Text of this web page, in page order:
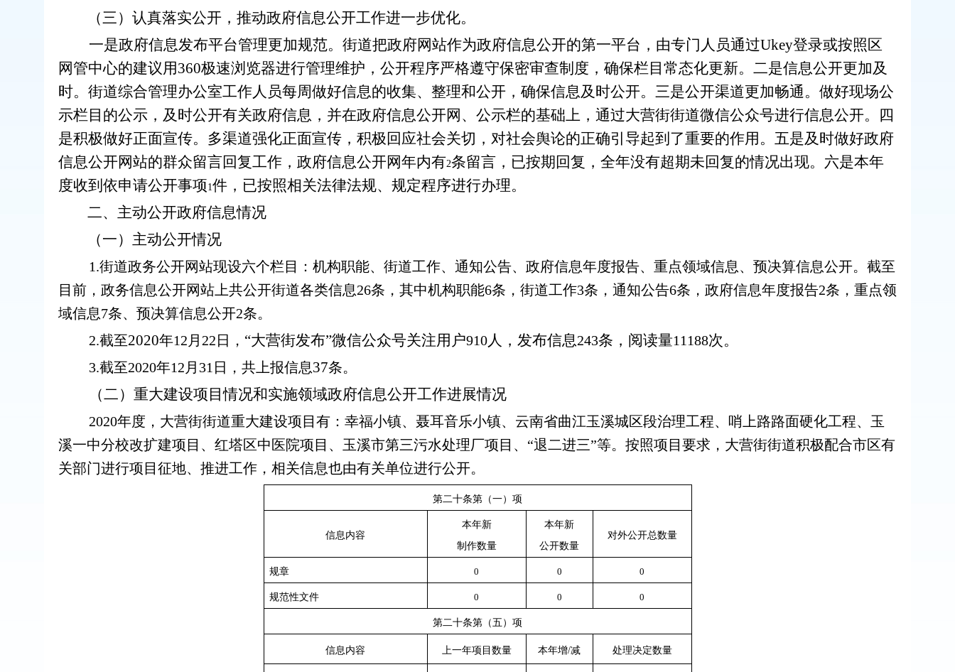
（三）认真落实公开，推动政府信息公开工作进一步优化。
一是政府信息发布平台管理更加规范。街道把政府网站作为政府信息公开的第一平台，由专门人员通过Ukey登录或按照区
网管中心的建议用360极速浏览器进行管理维护，公开程序严格遵守保密审查制度，确保栏目常态化更新。二是信息公开更加及
时。街道综合管理办公室工作人员每周做好信息的收集、整理和公开，确保信息及时公开。三是公开渠道更加畅通。做好现场公
示栏目的公示，及时公开有关政府信息，并在政府信息公开网、公示栏的基础上，通过大营街街道微信公众号进行信息公开。四
是积极做好正面宣传。多渠道强化正面宣传，积极回应社会关切，对社会舆论的正确引导起到了重要的作用。五是及时做好政府
信息公开网站的群众留言回复工作，政府信息公开网年内有2条留言，已按期回复，全年没有超期未回复的情况出现。六是本年
度收到依申请公开事项1件，已按照相关法律法规、规定程序进行办理。
二、主动公开政府信息情况
（一）主动公开情况
1.街道政务公开网站现设六个栏目：机构职能、街道工作、通知公告、政府信息年度报告、重点领域信息、预决算信息公开。截至
目前，政务信息公开网站上共公开街道各类信息26条，其中机构职能6条，街道工作3条，通知公告6条，政府信息年度报告2条，重点领
域信息7条、预决算信息公开2条。
2.截至2020年12 月 22 日， “大营街发布”微信公众号关注用户910人，发布信息243条，阅读量11188次。
3.截至2020年12 月 31 日 ，共上报信息37条。
（二）重大建设项目情况和实施领域政府信息公开工作进展情况
2020年度，大营街街道重大建设项目有：幸福小镇、聂耳音乐小镇、云南省曲江玉溪城区段治理工程、哨上路路面硬化工程、玉
溪一中分校改扩建项目、红塔区中医院项目、玉溪市第三污水处理厂项目、“退二进三”等。按照项目要求，大营街街道积极配合市区有
关部门进行项目征地、推进工作，相关信息也由有关单位进行公开。
第二十条第（一）项
信息内容
本年新
制作数量
本年新
公开数量
对外公开总数量
规章 0 0 0
规范性文件 0 0 0
第二十条第（五）项
信息内容 上一年项目数量 本年增/减 处理决定数量